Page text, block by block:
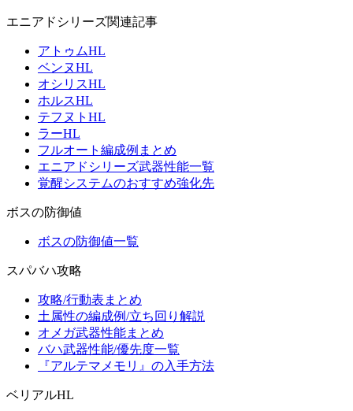
エニアドシリーズ関連記事
アトゥムHL
ベンヌHL
オシリスHL
ホルスHL
テフヌトHL
ラーHL
フルオート編成例まとめ
エニアドシリーズ武器性能一覧
覚醒システムのおすすめ強化先
ボスの防御値
ボスの防御値一覧
スパバハ攻略
攻略/行動表まとめ
土属性の編成例/立ち回り解説
オメガ武器性能まとめ
バハ武器性能/優先度一覧
『アルテマメモリ』の入手方法
ベリアルHL